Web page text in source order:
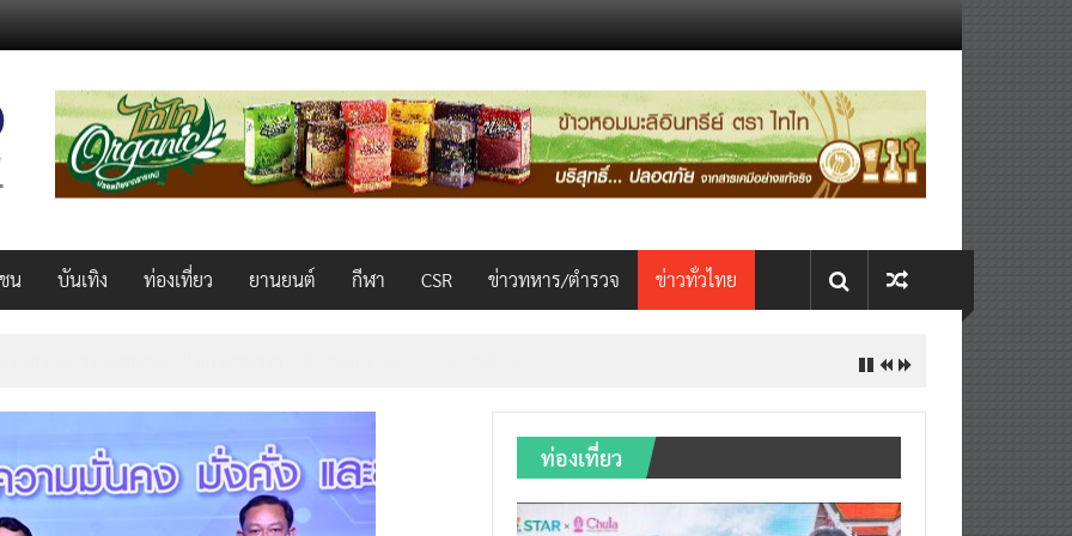
น บันเทิง ท่องเที่ยว ยานยนต์ กีฬา CSR ข่าวทหาร/ตำรวจ ข่าวทั่วไทย
ท่องเที่ยว